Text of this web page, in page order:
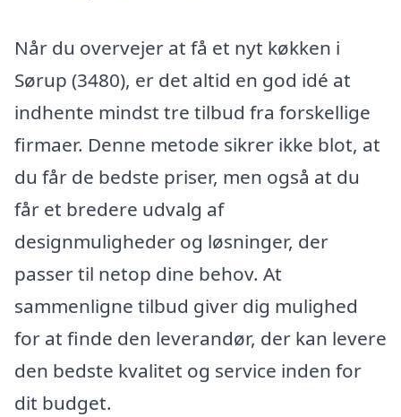
Når du overvejer at få et nyt køkken i
Sørup (3480), er det altid en god idé at
indhente mindst tre tilbud fra forskellige
firmaer. Denne metode sikrer ikke blot, at
du får de bedste priser, men også at du
får et bredere udvalg af
designmuligheder og løsninger, der
passer til netop dine behov. At
sammenligne tilbud giver dig mulighed
for at finde den leverandør, der kan levere
den bedste kvalitet og service inden for
dit budget.